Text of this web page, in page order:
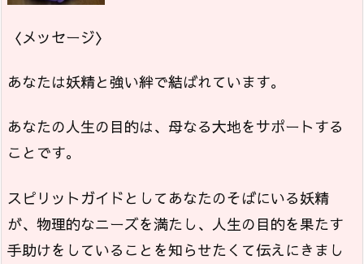
〈メッセージ〉
あなたは妖精と強い絆で結ばれています。
あなたの人生の目的は、母なる大地をサポートする
ことです。
スピリットガイドとしてあなたのそばにいる妖精
が、物理的なニーズを満たし、人生の目的を果たす
手助けをしていることを知らせたくて伝えにきまし